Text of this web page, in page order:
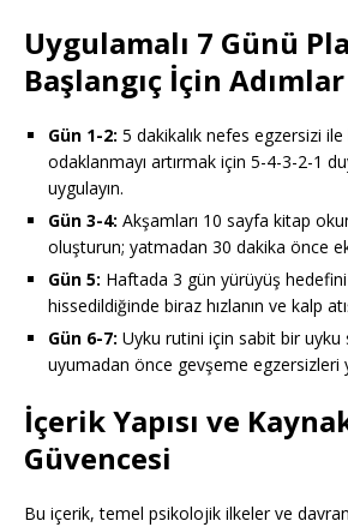
Uygulamalı 7 Günü
Başlangıç İçin Adımlar
Gün 1-2: 5 dakikalık nefes egzersizi ile
odaklanmayı artırmak için 5-4-3-2-1
uygulayın.
Gün 3-4: Akşamları 10 sayfa kitap
oluşturun; yatmadan 30 dakika önce
Gün 5: Haftada 3 gün yürüyüş
hissedildiğinde biraz hızlanın ve kalp
Gün 6-7: Uyku rutini için sabit bir uyku
uyumadan önce gevşeme egzersizleri
İçerik Yapısı ve
Güvencesi
Bu içerik, temel psikolojik ilkeler ve